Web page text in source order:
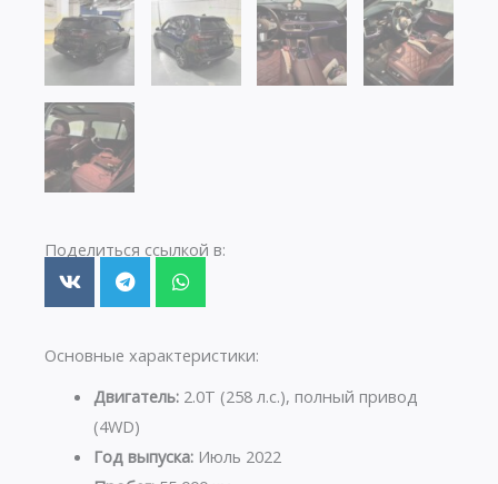
Поделиться ссылкой в:
Основные характеристики:
Двигатель:2.0T (258 л.с.), полный привод
(4WD)
Год выпуска:Июль 2022